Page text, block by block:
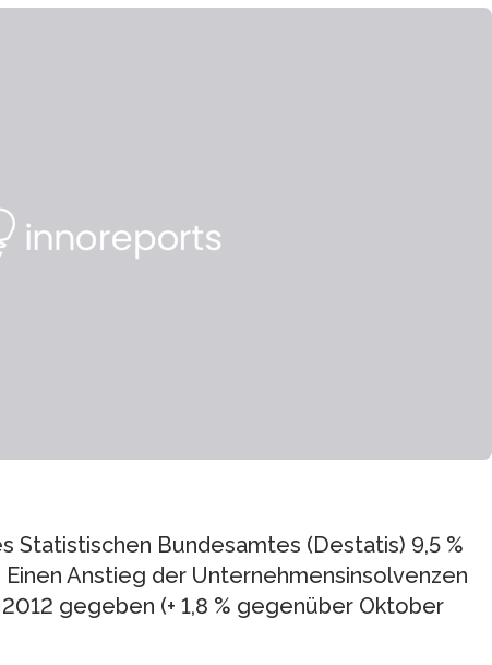
Statistischen Bundesamtes (Destatis) 9,5 %
Anstieg der Unternehmensinsolvenzen
gegeben (+ 1,8 % gegenüber Oktober